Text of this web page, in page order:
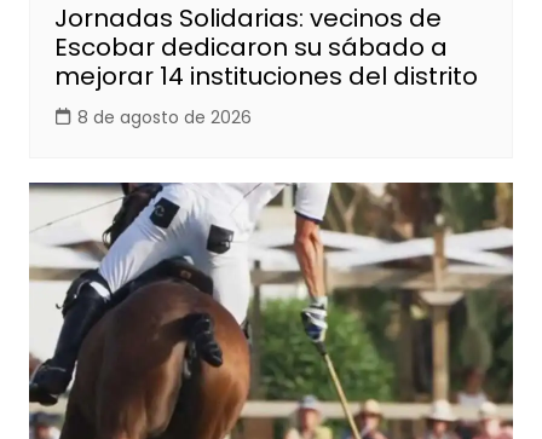
Jornadas Solidarias: vecinos de
Escobar dedicaron su sábado a
mejorar 14 instituciones del distrito
8 de agosto de 2026